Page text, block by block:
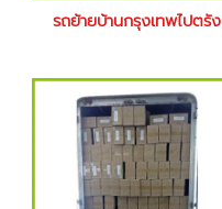
รถย้ายบ้านกรุงเทพไปตรัง